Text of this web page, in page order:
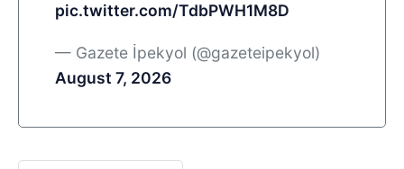
pic.twitter.com/TdbPWH1M8D
— Gazete İpekyol (@gazeteipekyol)
August 7, 2026